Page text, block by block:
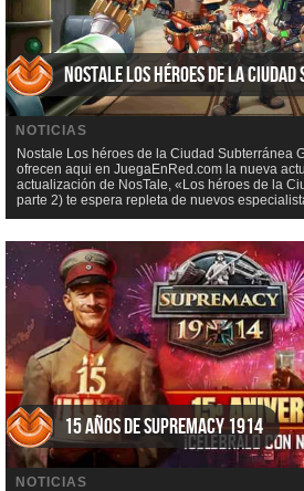
Nostale Los héroes de la
NOTICIAS
Nostale Los héroes de la Ciudad Subterránea
ofrecen aqui en JuegaEnRed.com la nueva
actualización de NosTale, «Los héroes de la
parte 2) te espera repleta de nuevos
15 Años de Supremacy 1914
NOTICIAS